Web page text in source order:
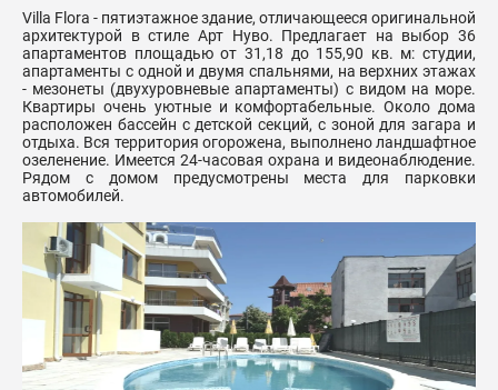
Villa Flora - пятиэтажное здание, отличающееся оригинальной
архитектурой в стиле Арт Нуво. Предлагает на выбор 36
апартаментов площадью от 31,18 до 155,90 кв. м: студии,
апартаменты с одной и двумя спальнями, на верхних этажах
- мезонеты (двухуровневые апартаменты) с видом на море.
Квартиры очень уютные и комфортабельные. Около дома
расположен бассейн с детской секций, с зоной для загара и
отдыха. Вся территория огорожена, выполнено ландшафтное
озеленение. Имеется 24-часовая охрана и видеонаблюдение.
Рядом с домом предусмотрены места для парковки
автомобилей.